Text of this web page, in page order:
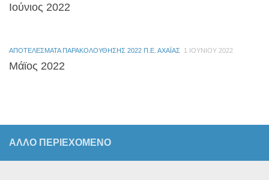
Ιούνιος 2022
ΑΠΟΤΕΛΈΣΜΑΤΑ ΠΑΡΑΚΟΛΟΎΘΗΣΗΣ 2022 Π.Ε. ΑΧΑΪ́ΑΣ 1 ΙΟΥΝΊΟΥ 2022
Μάϊος 2022
ΆΛΛΟ ΠΕΡΙΕΧΟΜΕΝΟ